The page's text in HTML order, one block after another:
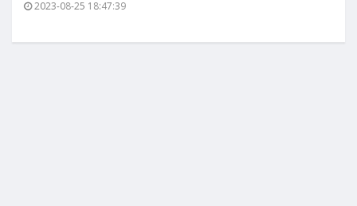
2023-08-25 18:47:39